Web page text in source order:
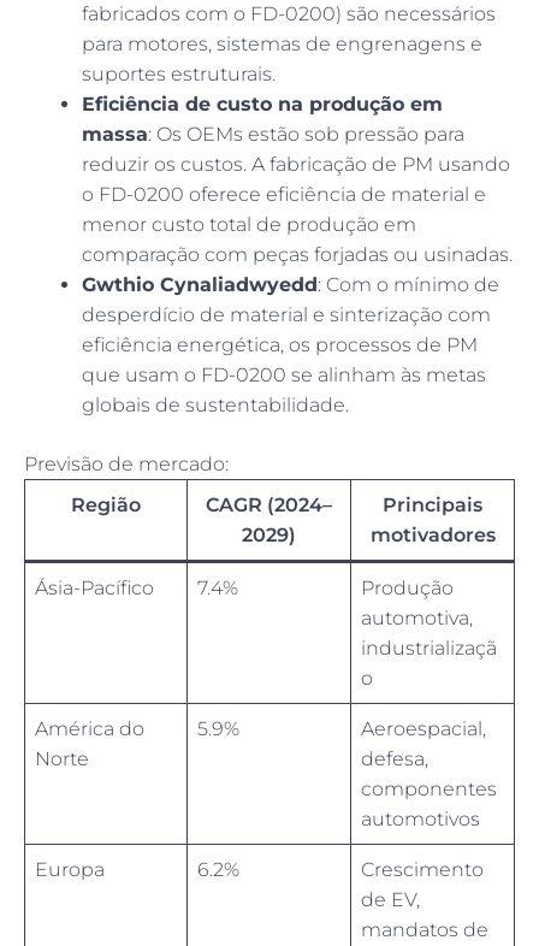
fabricados com o FD-0200) são necessários
para motores, sistemas de engrenagens e
suportes estruturais.
Eficiência de custo na produção em
massa: Os OEMs estão sob pressão para
reduzir os custos. A fabricação de PM usando
o FD-0200 oferece eficiência de material e
menor custo total de produção em
comparação com peças forjadas ou usinadas.
Gwthio Cynaliadwyedd: Com o mínimo de
desperdício de material e sinterização com
eficiência energética, os processos de PM
que usam o FD-0200 se alinham às metas
globais de sustentabilidade.
Previsão de mercado:
Região
CAGR (2024–
2029)
Principais
motivadores
Ásia-Pacífico 7.4%
Produção
automotiva,
industrializaçã
o
América do
Norte
5.9%
Aeroespacial,
defesa,
componentes
automotivos
Europa 6.2%
Crescimento
de EV,
mandatos de